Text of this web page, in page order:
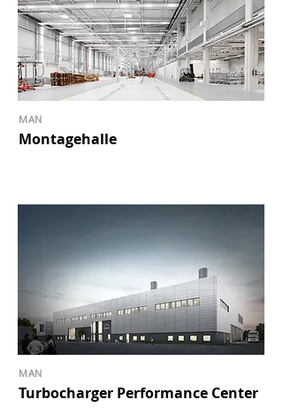
Montagehalle
MAN
Turbocharger Performance Center
MAN